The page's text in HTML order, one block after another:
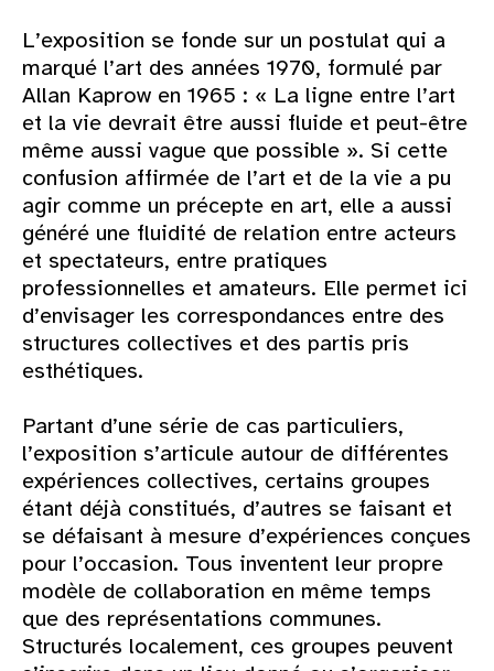
L’exposition se fonde sur un postulat qui a
marqué l’art des années 1970, formulé par
Allan Kaprow en 1965 : « La ligne entre l’art
et la vie devrait être aussi fluide et peut-être
même aussi vague que possible ». Si cette
confusion affirmée de l’art et de la vie a pu
agir comme un précepte en art, elle a aussi
généré une fluidité de relation entre acteurs
et spectateurs, entre pratiques
professionnelles et amateurs. Elle permet ici
d’envisager les correspondances entre des
structures collectives et des partis pris
esthétiques.
Partant d’une série de cas particuliers,
l’exposition s’articule autour de différentes
expériences collectives, certains groupes
étant déjà constitués, d’autres se faisant et
se défaisant à mesure d’expériences conçues
pour l’occasion. Tous inventent leur propre
modèle de collaboration en même temps
que des représentations communes.
Structurés localement, ces groupes peuvent